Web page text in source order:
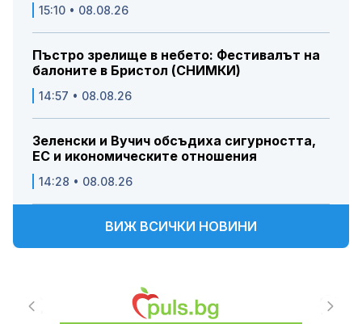
15:10 • 08.08.26
Пъстро зрелище в небето: Фестивалът на
балоните в Бристол (СНИМКИ)
14:57 • 08.08.26
Зеленски и Вучич обсъдиха сигурността,
ЕС и икономическите отношения
14:28 • 08.08.26
ВИЖ ВСИЧКИ НОВИНИ